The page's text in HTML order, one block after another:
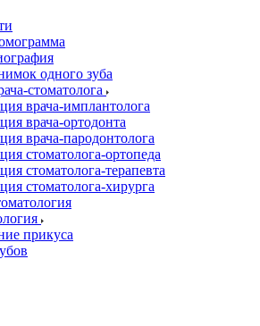
одного зуба
стоматолога
врача-имплантолога
врача-ортодонта
врача-пародонтолога
стоматолога-ортопеда
стоматолога-терапевта
стоматолога-хирурга
прикуса